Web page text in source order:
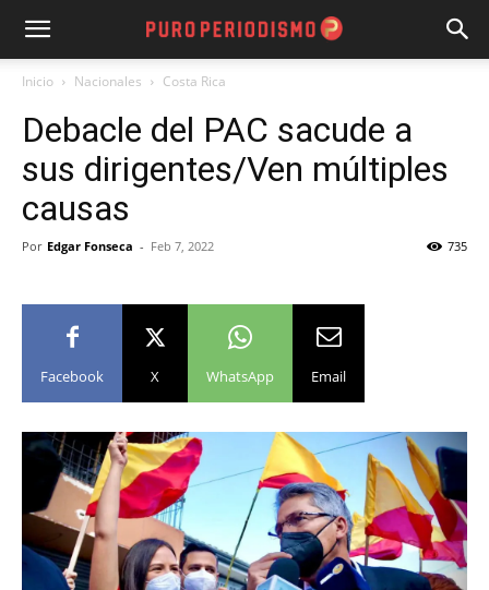
Inicio Nacionales Costa Rica
Debacle del PAC sacude a
sus dirigentes/Ven múltiples
causas
Por Edgar Fonseca - Feb 7, 2022 735
Facebook X WhatsApp Email